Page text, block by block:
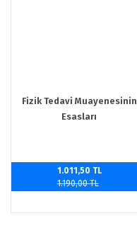
Fizik Tedavi Muayenesinin
Esasları
1.011,50 TL
1.190,00 TL